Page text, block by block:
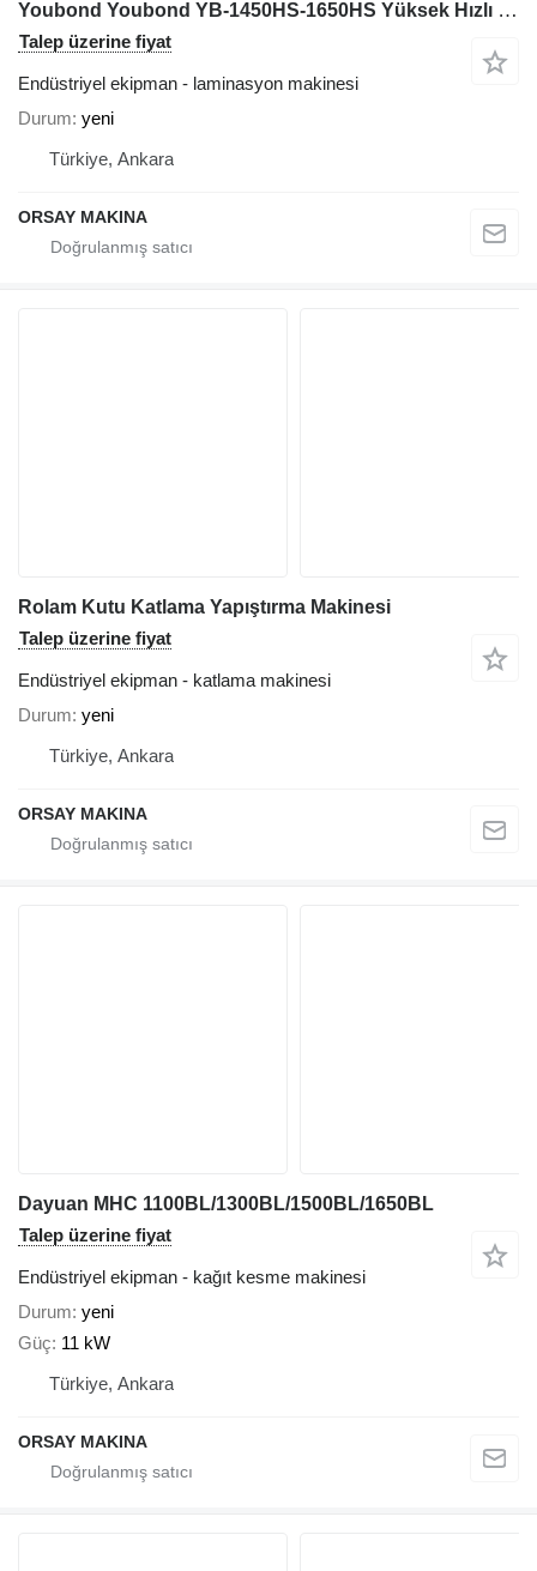
Youbond Youbond YB-1450HS-1650HS Yüksek Hızlı Laminasyon Makinesi
Talep üzerine fiyat
Endüstriyel ekipman - laminasyon makinesi
Durum yeni
Türkiye, Ankara
ORSAY MAKINA
Rolam Kutu Katlama Yapıştırma Makinesi
Talep üzerine fiyat
Endüstriyel ekipman - katlama makinesi
Durum yeni
Türkiye, Ankara
ORSAY MAKINA
Dayuan MHC 1100BL/1300BL/1500BL/1650BL
Talep üzerine fiyat
Endüstriyel ekipman - kağıt kesme makinesi
Durum yeni
Güç 11 kW
Türkiye, Ankara
ORSAY MAKINA